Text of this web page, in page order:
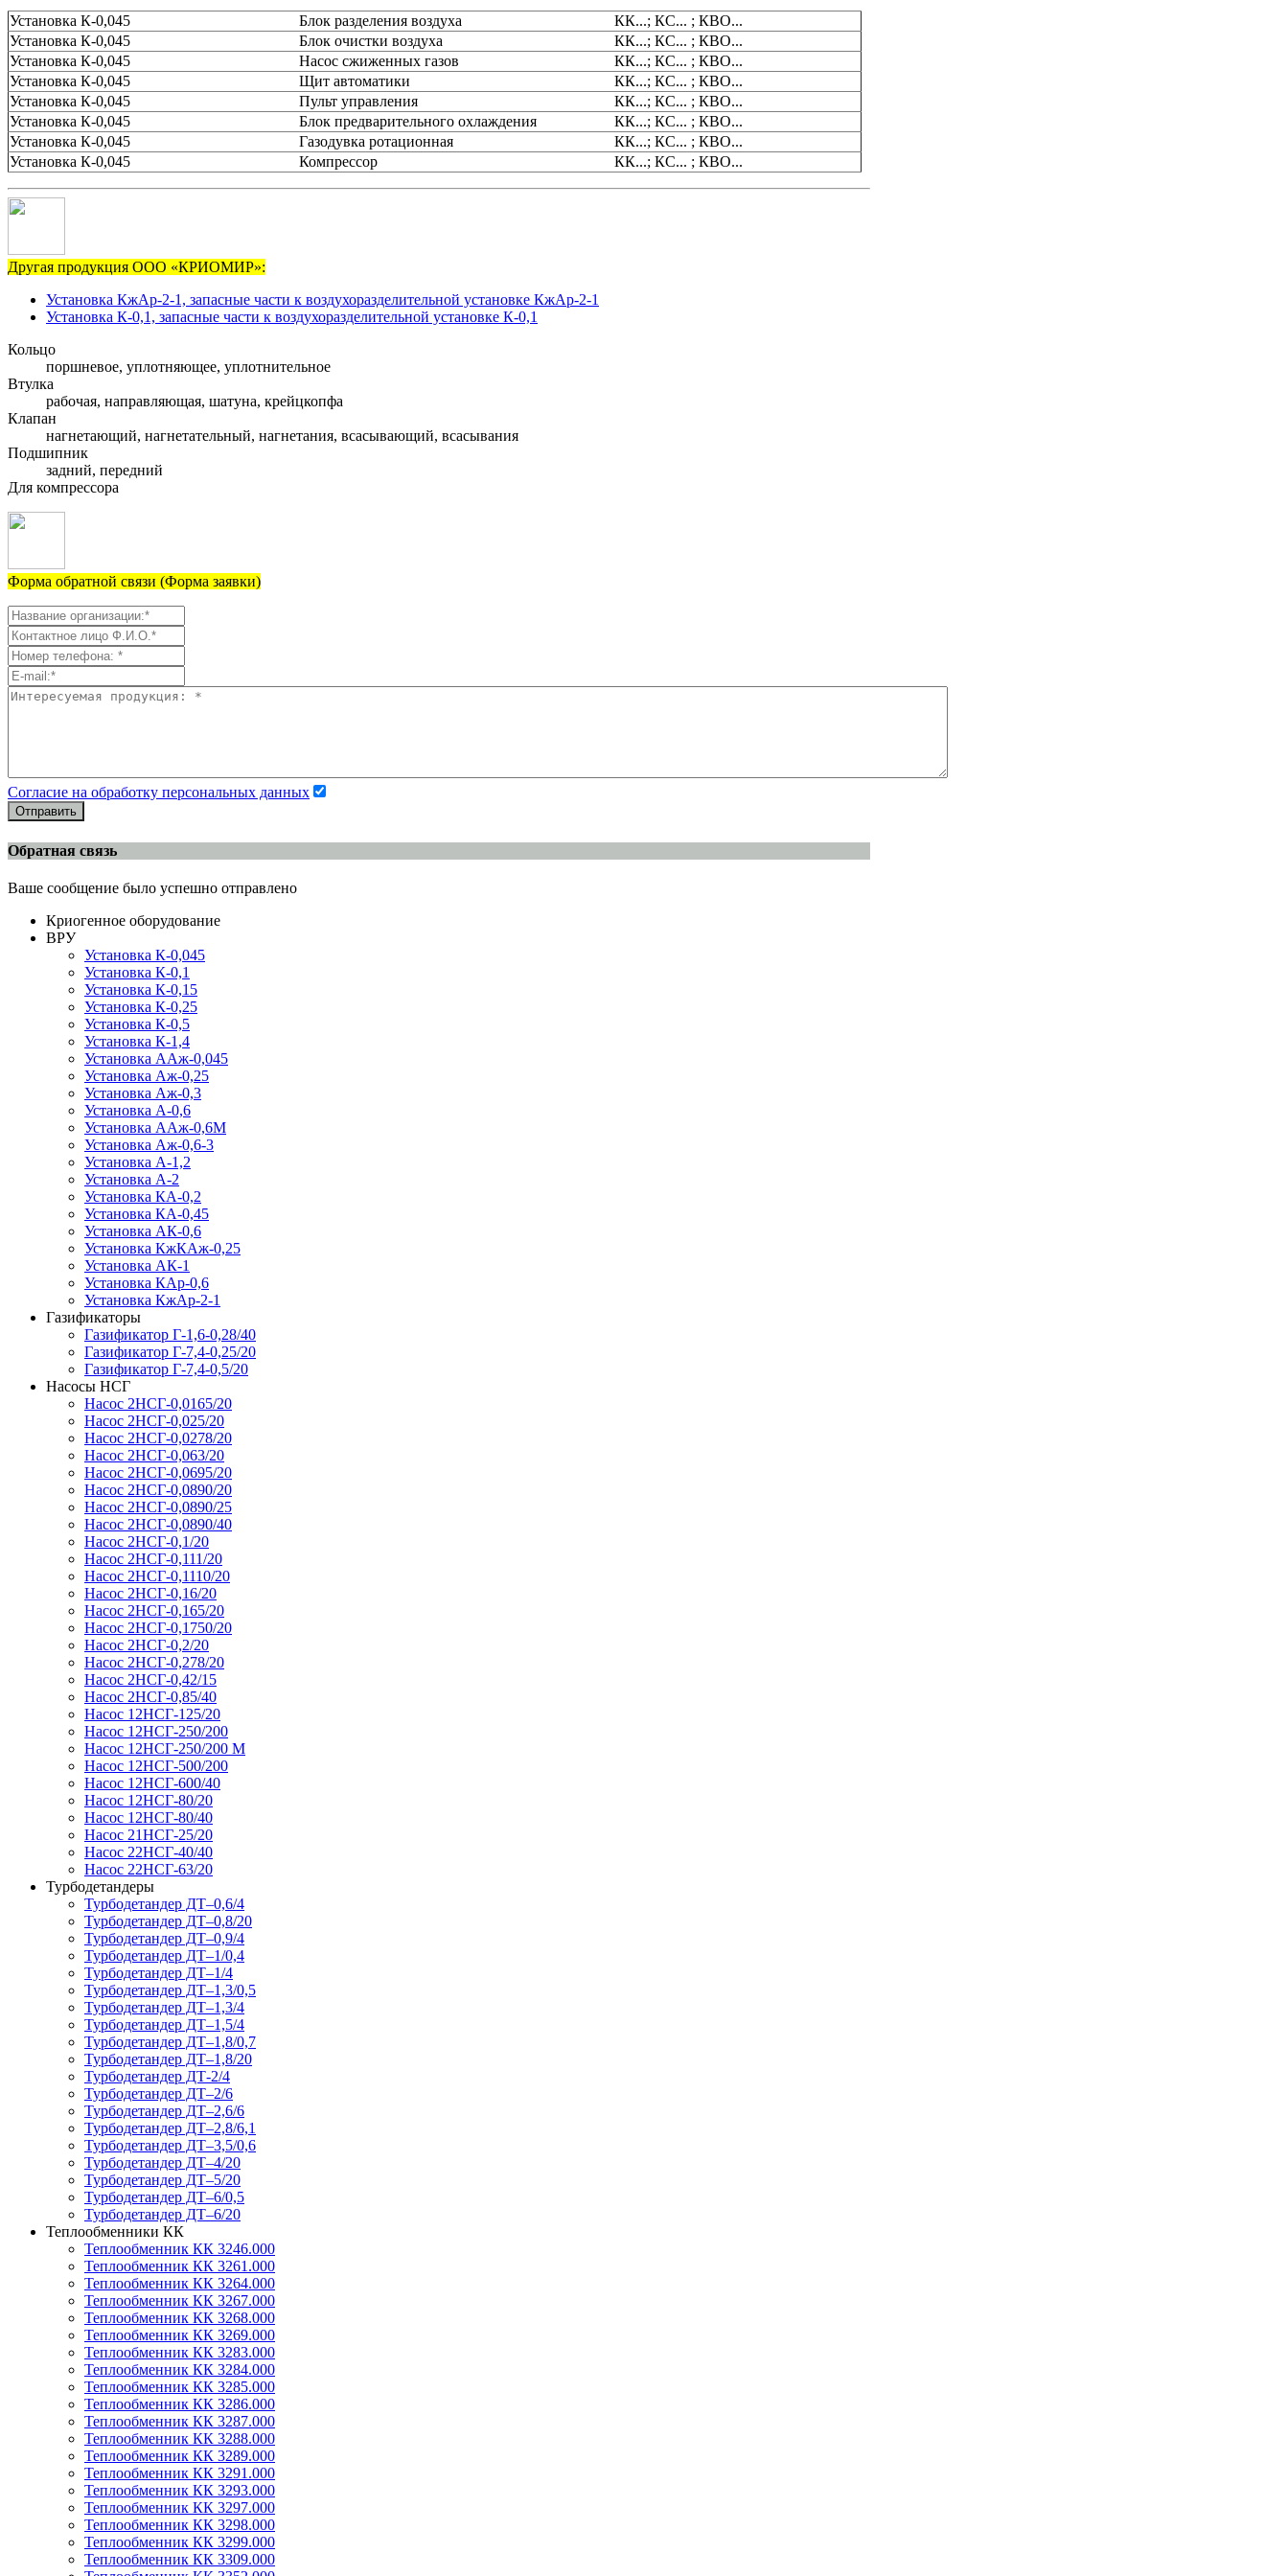
Установка К-0,045 Блок разделения воздуха
КК...; КС... ; КВО...
Установка К-0,045
Блок очистки воздуха
КК...; КС... ; КВО...
Установка К-0,045
Насос сжиженных газов
КК...; КС... ; КВО...
Установка К-0,045
Щит автоматики
КК...; КС... ; КВО...
Установка К-0,045
Пульт управления
КК...; КС... ; КВО...
Установка К-0,045
Блок предварительного охлаждения
КК...; КС... ; КВО...
Установка К-0,045
Газодувка ротационная
КК...; КС... ; КВО...
Установка К-0,045
Компрессор КК...; КС... ; КВО...
Другая продукция ООО «КРИОМИР»:
Установка КжАр-2-1, запасные части к воздухоразделительной установке КжАр-2-1
Установка К-0,1, запасные части к воздухоразделительной установке К-0,1
Кольцо
поршневое, уплотняющее, уплотнительное
Втулка
рабочая, направляющая, шатуна, крейцкопфа
Клапан
нагнетающий, нагнетательный, нагнетания, всасывающий, всасывания
Подшипник
задний, передний
Для компрессора
Форма обратной связи (Форма заявки)
Согласие на обработку персональных данных
Отправить
Обратная связь
Ваше сообщение было успешно отправлено
Криогенное оборудование
ВРУ
Установка К-0,045
Установка К-0,1
Установка К-0,15
Установка К-0,25
Установка К-0,5
Установка К-1,4
Установка ААж-0,045
Установка Аж-0,25
Установка Аж-0,3
Установка А-0,6
Установка ААж-0,6М
Установка Аж-0,6-3
Установка А-1,2
Установка А-2
Установка КА-0,2
Установка КА-0,45
Установка АК-0,6
Установка КжКАж-0,25
Установка АК-1
Установка КАр-0,6
Установка КжАр-2-1
Газификаторы
Газификатор Г-1,6-0,28/40
Газификатор Г-7,4-0,25/20
Газификатор Г-7,4-0,5/20
Насосы НСГ
Насос 2НСГ-0,0165/20
Насос 2НСГ-0,025/20
Насос 2НСГ-0,0278/20
Насос 2НСГ-0,063/20
Насос 2НСГ-0,0695/20
Насос 2НСГ-0,0890/20
Насос 2НСГ-0,0890/25
Насос 2НСГ-0,0890/40
Насос 2НСГ-0,1/20
Насос 2НСГ-0,111/20
Насос 2НСГ-0,1110/20
Насос 2НСГ-0,16/20
Насос 2НСГ-0,165/20
Насос 2НСГ-0,1750/20
Насос 2НСГ-0,2/20
Насос 2НСГ-0,278/20
Насос 2НСГ-0,42/15
Насос 2НСГ-0,85/40
Насос 12НСГ-125/20
Насос 12НСГ-250/200
Насос 12НСГ-250/200 М
Насос 12НСГ-500/200
Насос 12НСГ-600/40
Насос 12НСГ-80/20
Насос 12НСГ-80/40
Насос 21НСГ-25/20
Насос 22НСГ-40/40
Насос 22НСГ-63/20
Турбодетандеры
Турбодетандер ДТ–0,6/4
Турбодетандер ДТ–0,8/20
Турбодетандер ДТ–0,9/4
Турбодетандер ДТ–1/0,4
Турбодетандер ДТ–1/4
Турбодетандер ДТ–1,3/0,5
Турбодетандер ДТ–1,3/4
Турбодетандер ДТ–1,5/4
Турбодетандер ДТ–1,8/0,7
Турбодетандер ДТ–1,8/20
Турбодетандер ДТ-2/4
Турбодетандер ДТ–2/6
Турбодетандер ДТ–2,6/6
Турбодетандер ДТ–2,8/6,1
Турбодетандер ДТ–3,5/0,6
Турбодетандер ДТ–4/20
Турбодетандер ДТ–5/20
Турбодетандер ДТ–6/0,5
Турбодетандер ДТ–6/20
Теплообменники КК
Теплообменник КК 3246.000
Теплообменник КК 3261.000
Теплообменник КК 3264.000
Теплообменник КК 3267.000
Теплообменник КК 3268.000
Теплообменник КК 3269.000
Теплообменник КК 3283.000
Теплообменник КК 3284.000
Теплообменник КК 3285.000
Теплообменник КК 3286.000
Теплообменник КК 3287.000
Теплообменник КК 3288.000
Теплообменник КК 3289.000
Теплообменник КК 3291.000
Теплообменник КК 3293.000
Теплообменник КК 3297.000
Теплообменник КК 3298.000
Теплообменник КК 3299.000
Теплообменник КК 3309.000